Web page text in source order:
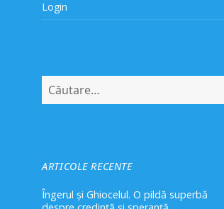
Login
după:
ARTICOLE RECENTE
Îngerul și Ghiocelul. O pildă superbă